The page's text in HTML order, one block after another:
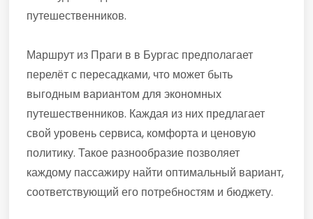
путешественников.
Маршрут из Праги в в Бургас предполагает
перелёт с пересадками, что может быть
выгодным вариантом для экономных
путешественников. Каждая из них предлагает
свой уровень сервиса, комфорта и ценовую
политику. Такое разнообразие позволяет
каждому пассажиру найти оптимальный вариант,
соответствующий его потребностям и бюджету.